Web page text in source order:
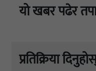
यो खबर पढेर
प्रतिक्रिया